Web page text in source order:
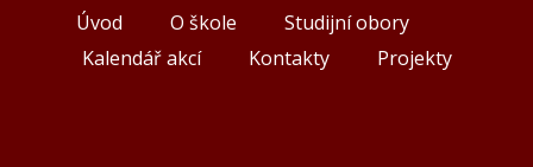
Úvod O škole
Studijní obory
Kalendář akcí
Kontakty Projekty